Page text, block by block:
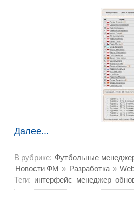
Далее...
В рубрике: Футбольные
Новости ФМ » Разработка »
Теги: интерфейс менеджер